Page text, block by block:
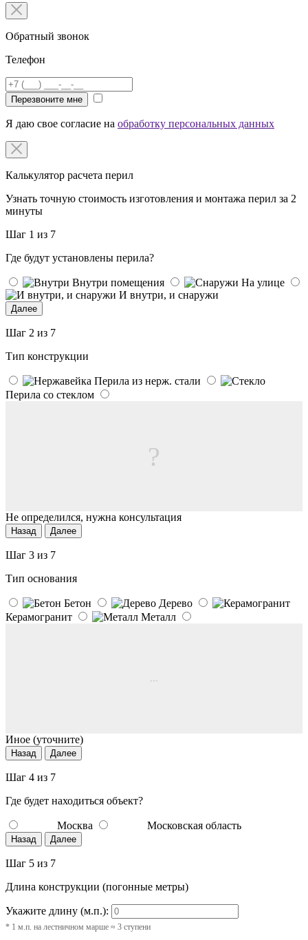
Обратный звонок
Телефон
Перезвоните мне
Я даю свое согласие на обработку персональных данных
Калькулятор расчета перил
Узнать точную стоимость изготовления и монтажа перил за 2
минуты
Шаг 1 из 7
Где будут установлены перила?
Внутри помещения
На улице
И внутри, и снаружи
Далее
Шаг 2 из 7
Тип конструкции
Перила из нерж. стали
Перила со стеклом
?
Не определился, нужна консультация
Назад Далее
Шаг 3 из 7
Тип основания
Бетон
Дерево
Керамогранит
Металл
...
Иное (уточните)
Назад Далее
Шаг 4 из 7
Где будет находиться объект?
Москва Московская область
Назад Далее
Шаг 5 из 7
Длина конструкции (погонные метры)
Укажите длину (м.п.):
* 1 м.п. на лестничном марше ≈ 3 ступени